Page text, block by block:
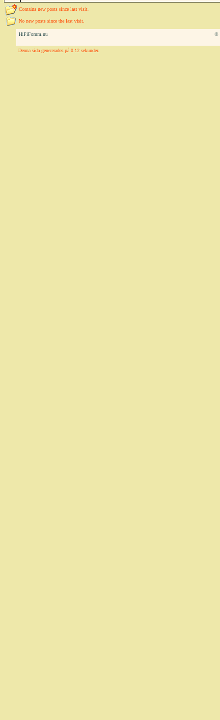
Contains new posts since last visit.
No new posts since the last visit.
HiFiForum.nu ©
Denna sida genererades på 0.12 sekunder.